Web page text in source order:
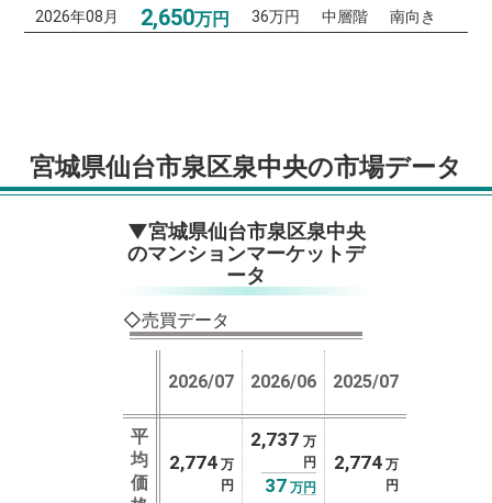
2026年08月 2,650万円 36万円 中層階 南向き
宮城県仙台市泉区泉中央の市場データ
▼宮城県仙台市泉区泉中央
のマンションマーケットデ
ータ
◇売買データ
2026/07 2026/06 2025/07
平
均
価
2,774 万
円
2,737 万
円
37 万円
2,774 万
円